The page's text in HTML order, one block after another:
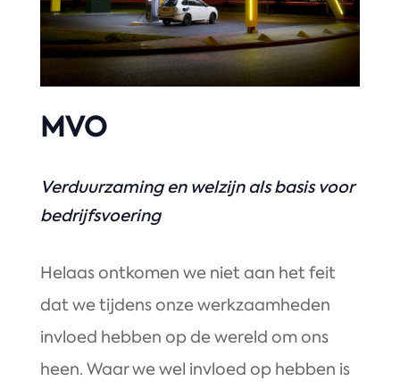
MVO
Verduurzaming en welzijn als basis voor
bedrijfsvoering
Helaas ontkomen we niet aan het feit
dat we tijdens onze werkzaamheden
invloed hebben op de wereld om ons
heen. Waar we wel invloed op hebben is